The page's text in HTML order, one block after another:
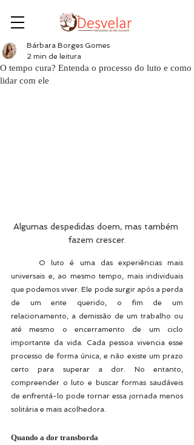
O tempo cura? Entenda o processo do luto e como
lidar com ele
Bárbara Borges Gomes
2 min de leitura
Algumas despedidas doem, mas também
fazem crescer.
universais e, ao mesmo tempo, mais individuais
que podemos viver. Ele pode surgir após a perda
de um ente querido, o fim de um
relacionamento, a demissão de um trabalho ou
até mesmo o encerramento de um ciclo
importante da vida. Cada pessoa vivencia esse
processo de forma única, e não existe um prazo
certo para superar a dor. No entanto,
compreender o luto e buscar formas saudáveis
de enfrentá-lo pode tornar essa jornada menos
solitária e mais acolhedora.
Quando a dor transborda